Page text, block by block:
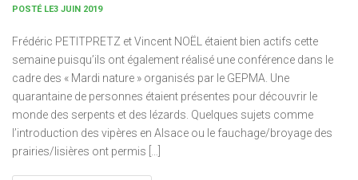
POSTÉ LE3 JUIN 2019
Frédéric PETITPRETZ et Vincent NOËL étaient bien actifs cette
semaine puisqu’ils ont également réalisé une conférence dans le
cadre des « Mardi nature » organisés par le GEPMA. Une
quarantaine de personnes étaient présentes pour découvrir le
monde des serpents et des lézards. Quelques sujets comme
l’introduction des vipères en Alsace ou le fauchage/broyage des
prairies/lisières ont permis […]